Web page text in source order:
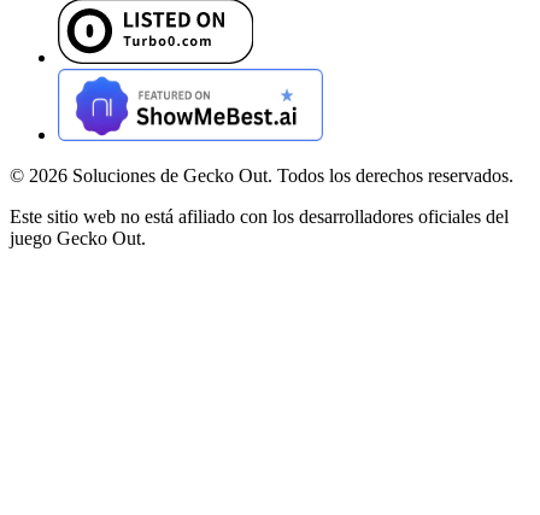
© 2026 Soluciones de Gecko Out. Todos los derechos reservados.
Este sitio web no está afiliado con los desarrolladores oficiales del
juego Gecko Out.